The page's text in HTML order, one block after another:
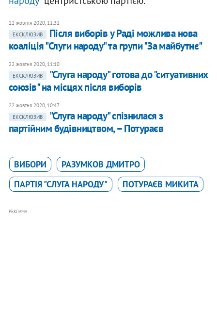
22 жовтня 2020, 11:31
ЕКСКЛЮЗИВ
Після виборів у Раді можлива нова
коаліція "Слуги народу" та групи "За майбутнє"
22 жовтня 2020, 11:10
ЕКСКЛЮЗИВ
"Слуга народу" готова до "ситуативних
союзів" на місцях після виборів
22 жовтня 2020, 10:47
ЕКСКЛЮЗИВ
"Слуга народу" спізнилася з
партійним будівництвом, – Потураєв
ВИБОРИ
РАЗУМКОВ ДМИТРО
ПАРТІЯ "СЛУГА НАРОДУ"
ПОТУРАЄВ МИКИТА
РЕКЛАМА